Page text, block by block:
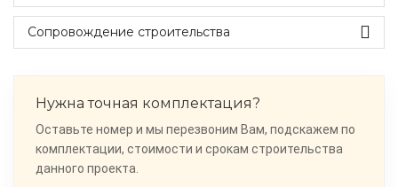
Сопровождение строительства
Нужна точная комплектация?
Оставьте номер и мы перезвоним Вам, подскажем по
комплектации, стоимости и срокам строительства
данного проекта.